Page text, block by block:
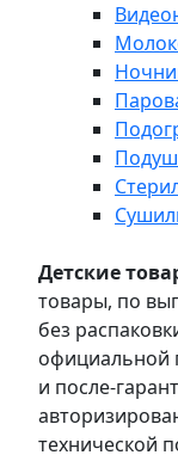
Детские
товары, по
без
официальной
и после-
технической